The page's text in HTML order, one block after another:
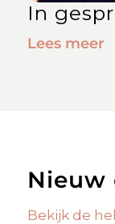
In
Lees meer
Nieuw
Bekijk de